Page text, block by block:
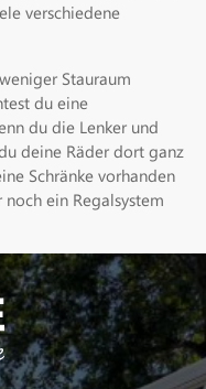
verschiedene
Stauraum
du eine
du die Lenker und
deine Räder dort ganz
Schränke vorhanden
ein Regalsystem